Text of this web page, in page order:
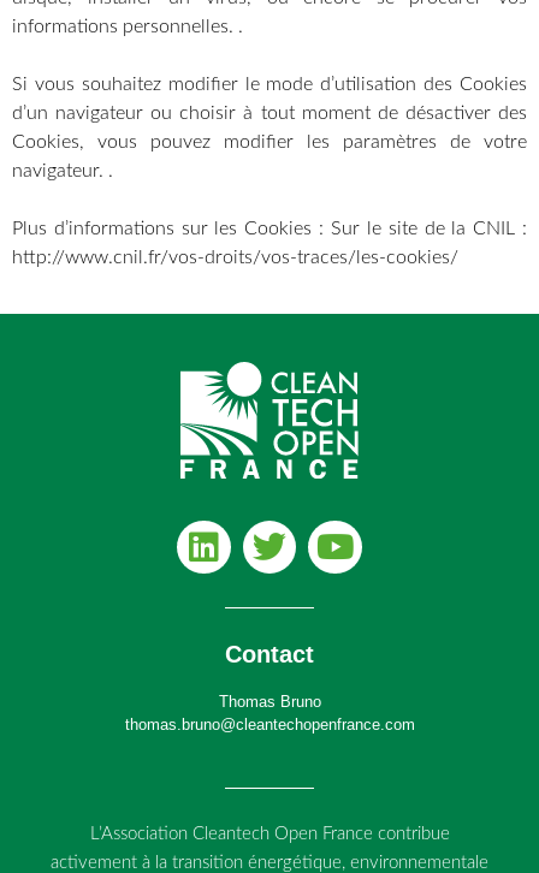
informations personnelles. .
Si vous souhaitez modifier le mode d’utilisation des Cookies
d’un navigateur ou choisir à tout moment de désactiver des
Cookies, vous pouvez modifier les paramètres de votre
navigateur. .
Plus d’informations sur les Cookies : Sur le site de la CNIL :
http://www.cnil.fr/vos-droits/vos-traces/les-cookies/
Contact
Thomas Bruno
thomas.bruno@cleantechopenfrance.com
L’Association Cleantech Open France contribue
activement à la transition énergétique, environnementale